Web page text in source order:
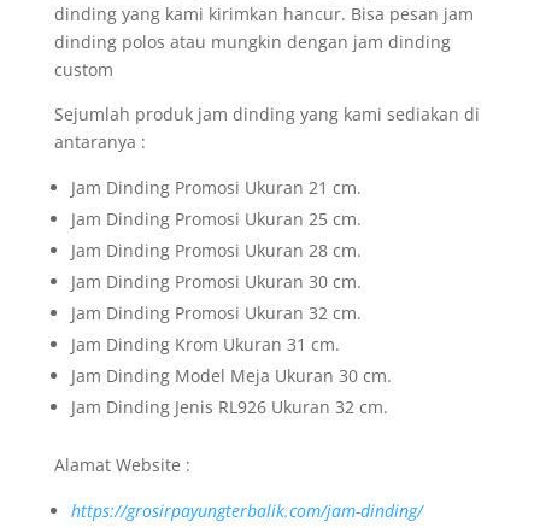
dinding yang kami kirimkan hancur. Bisa pesan jam
dinding polos atau mungkin dengan jam dinding
custom
Sejumlah produk jam dinding yang kami sediakan di
antaranya :
Jam Dinding Promosi Ukuran 21 cm.
Jam Dinding Promosi Ukuran 25 cm.
Jam Dinding Promosi Ukuran 28 cm.
Jam Dinding Promosi Ukuran 30 cm.
Jam Dinding Promosi Ukuran 32 cm.
Jam Dinding Krom Ukuran 31 cm.
Jam Dinding Model Meja Ukuran 30 cm.
Jam Dinding Jenis RL926 Ukuran 32 cm.
Alamat Website :
https://grosirpayungterbalik.com/jam-dinding/